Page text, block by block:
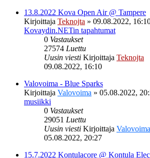
13.8.2022 Kova Open Air @ Tampere
Kirjoittaja Teknojta » 09.08.2022,
Kovaydin.NETin tapahtumat
0 Vastaukset
27574 Luettu
Uusin viesti Kirjoittaja Teknojta
09.08.2022, 16:10
Valovoima - Blue Sparks
Kirjoittaja Valovoima » 05.08.2022,
musiikki
0 Vastaukset
29051 Luettu
Uusin viesti Kirjoittaja Valovoima
05.08.2022, 20:27
15.7.2022 Kontulacore @ Kontula